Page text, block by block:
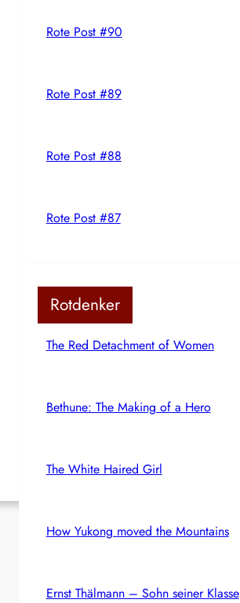
Rote Post #90
Rote Post #89
Rote Post #88
Rote Post #87
Rotdenker
The Red Detachment of Women
Bethune: The Making of a Hero
The White Haired Girl
How Yukong moved the Mountains
Ernst Thälmann – Sohn seiner Klasse